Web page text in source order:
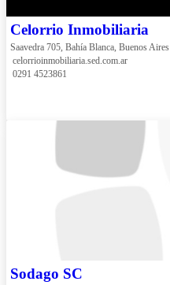
Celorrio Inmobiliaria
Saavedra 705, Bahía Blanca, Buenos Aires
celorrioinmobiliaria.sed.com.ar
0291 4523861
Sodago SC